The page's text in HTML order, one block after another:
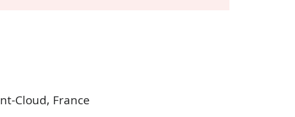
Cloud, France